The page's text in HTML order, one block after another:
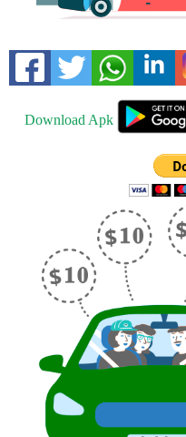
Download Apk